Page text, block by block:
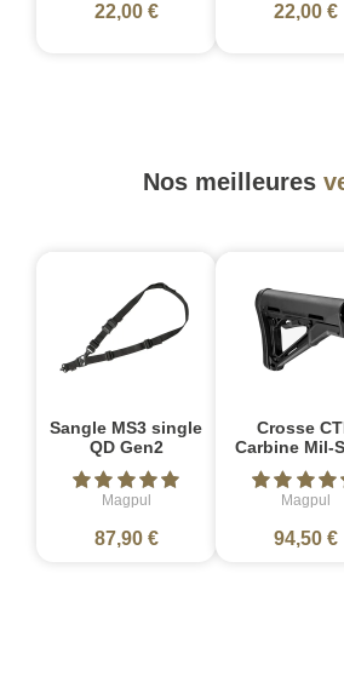
22,00 € 22,00 €
Nos meilleures
Sangle MS3 single
QD Gen2
Magpul
87,90 €
Crosse
Carbine Mil-
Magpul
94,50 €